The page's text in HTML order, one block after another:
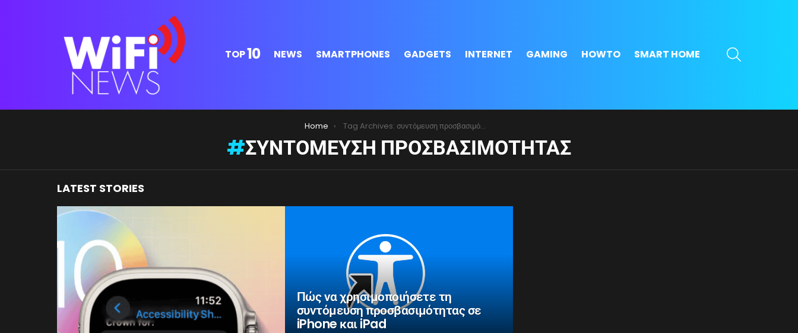
TOP10 NEWS SMARTPHONES GADGETS INTERNET GAMING HOWTO SMART HOME
Home Tag Archives: συντόμευση προσβασιμότητας
ΣΥΝΤΌΜΕΥΣΗ ΠΡΟΣΒΑΣΙΜΌΤΗΤΑΣ
LATEST STORIES
Πώς να χρησιμοποιήσετε τη
συντόμευση προσβασιμότητας σε
iPhone και iPad